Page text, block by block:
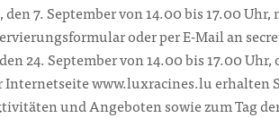
7. September von 14.00 bis 17.00
oder per E-Mail an
24. September von 14.00 bis 17.00
Internetseite www.luxracines.lu erhalten
und Angeboten sowie zum Tag